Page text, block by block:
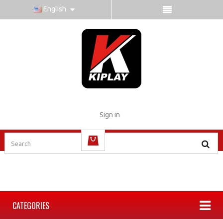
English
Sign in
CATEGORIES